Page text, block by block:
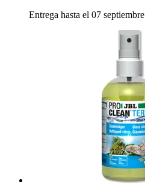
Entrega hasta el 07 septiembre